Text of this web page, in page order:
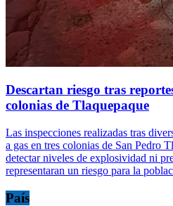
Descartan riesgo tras
colonias de Tlaquepaque
Las inspecciones realizadas tras
a gas en tres colonias de San Pedro
detectar niveles de explosividad ni
representaran un riesgo para la
País